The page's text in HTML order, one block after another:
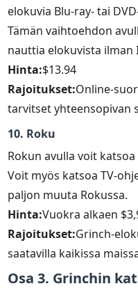
elokuvia Blu-ray- tai
Tämän vaihtoehdon
nauttia elokuvista
Hinta:$13.94
Rajoitukset:Online-
tarvitset yhteensopivan
10. Roku
Rokun avulla voit
Voit myös katsoa TV-
paljon muuta Rokussa.
Hinta:Vuokra alkaen
Rajoitukset:Grinch-
saatavilla kaikissa
Osa 3. Grinchin